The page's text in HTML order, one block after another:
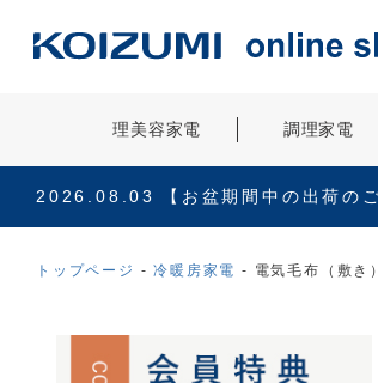
理美容家電 調理家電
2026.08.03 【お盆期間中の出荷の
トップページ 冷暖房家電 電気毛布（敷